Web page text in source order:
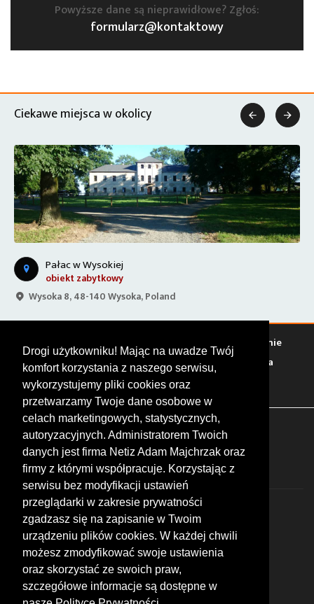
Drogi użytkowniku! Mając na uwadze Twój
komfort korzystania z naszego serwisu,
wykorzystujemy pliki cookies oraz
przetwarzamy Twoje dane osobowe w
celach marketingowych, statystycznych,
autoryzacyjnych. Administratorem Twoich
danych jest firma Netiz Adam Majchrzak oraz
firmy z którymi współpracuje. Korzystając z
serwisu bez modyfikacji ustawień
przeglądarki w zakresie prywatności
zgadzasz się na zapisanie w Twoim
urządzeniu plików cookies. W każdej chwili
możesz zmodyfikować swoje ustawienia
oraz skorzystać ze swoich praw,
szczegółowe informacje są dostępne w
Powyższe dane są nieprawidłowe? Zgłoś:
formularz@kontaktowy
Ciekawe miejsca w okolicy
Pałac w Wysokiej
obiekt zabytkowy
Wysoka 8, 48-140 Wysoka, Poland
 
Warto zobaczyć Serwisy Stacje paliw
Jedzenie
Bary Zakwaterowanie Tory Zloty Rajdy
Spotkania
Targi Giełdy Szkolenia
FOLLOW US
© 2026 by MotoWhizzer.com
All rights reserved.